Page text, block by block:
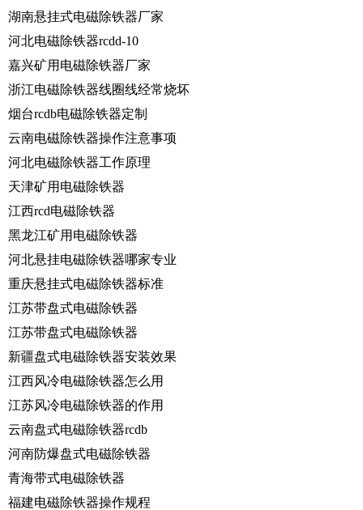
湖南悬挂式电磁除铁器厂家
河北电磁除铁器rcdd-10
嘉兴矿用电磁除铁器厂家
浙江电磁除铁器线圈线经常烧坏
烟台rcdb电磁除铁器定制
云南电磁除铁器操作注意事项
河北电磁除铁器工作原理
天津矿用电磁除铁器
江西rcd电磁除铁器
黑龙江矿用电磁除铁器
河北悬挂电磁除铁器哪家专业
重庆悬挂式电磁除铁器标准
江苏带盘式电磁除铁器
江苏带盘式电磁除铁器
新疆盘式电磁除铁器安装效果
江西风冷电磁除铁器怎么用
江苏风冷电磁除铁器的作用
云南盘式电磁除铁器rcdb
河南防爆盘式电磁除铁器
青海带式电磁除铁器
福建电磁除铁器操作规程